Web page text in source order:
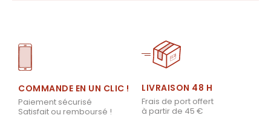
COMMANDE EN UN CLIC !
Paiement sécurisé
Satisfait ou remboursé !
LIVRAISON 48 H
Frais de port offert
à partir de 45 €